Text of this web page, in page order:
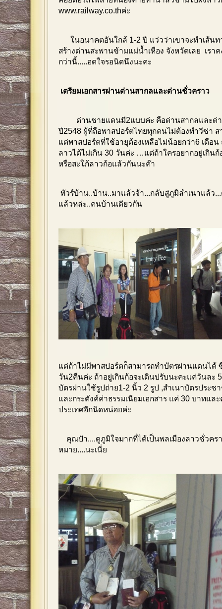
www.railway.co.thค่ะ
ในอนาคตอันใกล้ 1-2 ปี แว่วว่าเขาจะทำเส้นท
สร้างด่านสะพานข้ามแม่น้ำเหือง จังหวัดเลย เรา
กว่านี้.....อดใจรอนิดนึงนะคะ
เตรียมเอกสารผ่านด่านสากลและด่านชั่วคราว
ด่านชายแดนมี2แบบค่ะ คือด่านสากลและด่า
ปี2548 ผู้ที่ถือพาสปอร์ตไทยทุกคนไม่ต้องทำวีซ่า ส
แต่พาสปอร์ตที่ใช้อายุต้องเหลือไม่น้อยกว่า6 เดือ
ลาวได้ไม่เกิน 30 วันค่ะ …แต่ถ้าใครอยากอยู่เกินก้
หรือสะใภ้ลาวก้อแล้วกันนะค๊า
ทัวร์บ้าน..บ้าน..มาแล้วจ้า...กลับสู่ภูมิลำเนาแล้ว
แล้วหล่ะ..คนบ้านเดียวกัน
แต่ถ้าไม่มีพาสปอร์ตก็สามารถทำบัตรผ่านแดนได้
วัน2คืนค่ะ ถ้าอยู่เกินก้อจะเดินปรับนะคะแค่วันละ
บัตรผ่านใช้รูปถ่าย1-2 นิ้ว 2 รูป ,สำเนาบัตรประช
และกระตังค์ค่าธรรมเนียมเอกสาร แค่ 30 บาทแล
ประเทศอีกนิดหน่อยค่ะ
คุณป๋า....ดูภูมิใจมากที่ได้เป็นพลเมืองลาวชั่วครา
หมาย....นะเนี่ย